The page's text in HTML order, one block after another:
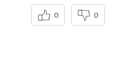
0 0